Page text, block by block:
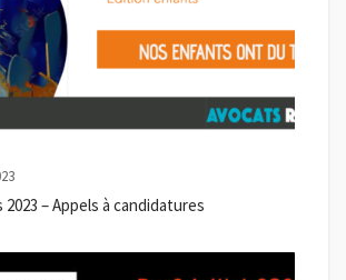
2023 – Appels à candidatures